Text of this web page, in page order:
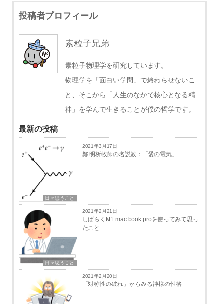
投稿者プロフィール
素粒子兄弟
素粒子物理学を研究しています。
物理学を「面白い学問」で終わらせないこ
と、そこから「人生のなかで核心となる精
神」を学んで生きることが僕の哲学です。
最新の投稿
日々思うこと
2021年3月17日
鄭 明析牧師の名説教：「愛の電気」
日々思うこと
2021年2月21日
しばらくM1 mac book proを使ってみて思っ
たこと
2021年2月20日
「対称性の破れ」からみる神様の性格